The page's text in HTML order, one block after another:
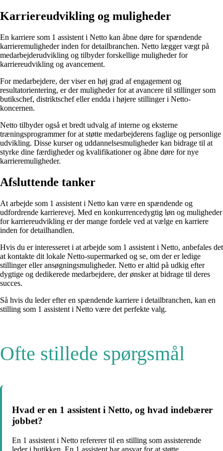
Karriereudvikling og muligheder
En karriere som 1 assistent i Netto kan åbne døre for spændende
karrieremuligheder inden for detailbranchen. Netto lægger vægt på
medarbejderudvikling og tilbyder forskellige muligheder for
karriereudvikling og avancement.
For medarbejdere, der viser en høj grad af engagement og
resultatorientering, er der muligheder for at avancere til stillinger som
butikschef, distriktschef eller endda i højere stillinger i Netto-
koncernen.
Netto tilbyder også et bredt udvalg af interne og eksterne
træningsprogrammer for at støtte medarbejderens faglige og personlige
udvikling. Disse kurser og uddannelsesmuligheder kan bidrage til at
styrke dine færdigheder og kvalifikationer og åbne døre for nye
karrieremuligheder.
Afsluttende tanker
At arbejde som 1 assistent i Netto kan være en spændende og
udfordrende karrierevej. Med en konkurrencedygtig løn og muligheder
for karriereudvikling er der mange fordele ved at vælge en karriere
inden for detailhandlen.
Hvis du er interesseret i at arbejde som 1 assistent i Netto, anbefales det
at kontakte dit lokale Netto-supermarked og se, om der er ledige
stillinger eller ansøgningsmuligheder. Netto er altid på udkig efter
dygtige og dedikerede medarbejdere, der ønsker at bidrage til deres
succes.
Så hvis du leder efter en spændende karriere i detailbranchen, kan en
stilling som 1 assistent i Netto være det perfekte valg.
Ofte stillede spørgsmål
Hvad er en 1 assistent i Netto, og hvad indebærer
jobbet?
En 1 assistent i Netto refererer til en stilling som assisterende
leder i butikken. En 1 assistent har ansvar for at støtte